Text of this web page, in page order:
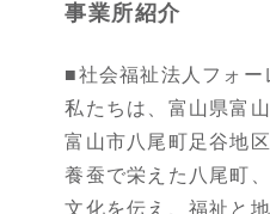
事業所紹介
■社会福祉法人フォー
私たちは、富山県富
富山市八尾町足谷地
養蚕で栄えた八尾町
文化を伝え、福祉と